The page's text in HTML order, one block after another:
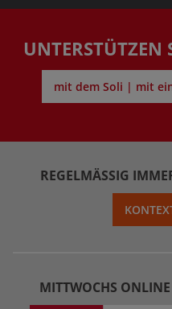
UNTERSTÜTZEN
mit dem Soli | mit
REGELMÄSSIG
MITTWOCHS